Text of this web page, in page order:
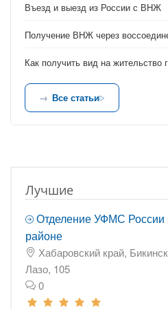
Въезд и выезд из России с ВНЖ
Получение ВНЖ через
Как получить вид на жительство
Все статьи
Лучшие
Отделение УФМС России
районе
Хабаровский край,
Лазо, 105
0